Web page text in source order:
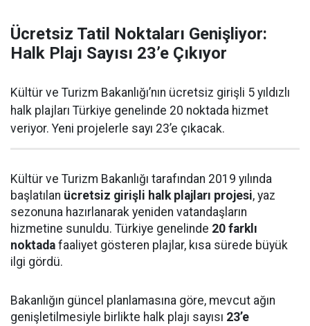
Ücretsiz Tatil Noktaları Genişliyor:
Halk Plajı Sayısı 23’e Çıkıyor
Kültür ve Turizm Bakanlığı’nın ücretsiz girişli 5 yıldızlı
halk plajları Türkiye genelinde 20 noktada hizmet
veriyor. Yeni projelerle sayı 23’e çıkacak.
Kültür ve Turizm Bakanlığı tarafından 2019 yılında
başlatılan ücretsiz girişli halk plajları projesi, yaz
sezonuna hazırlanarak yeniden vatandaşların
hizmetine sunuldu. Türkiye genelinde 20 farklı
noktada faaliyet gösteren plajlar, kısa sürede büyük
ilgi gördü.
Bakanlığın güncel planlamasına göre, mevcut ağın
genişletilmesiyle birlikte halk plajı sayısı 23’e